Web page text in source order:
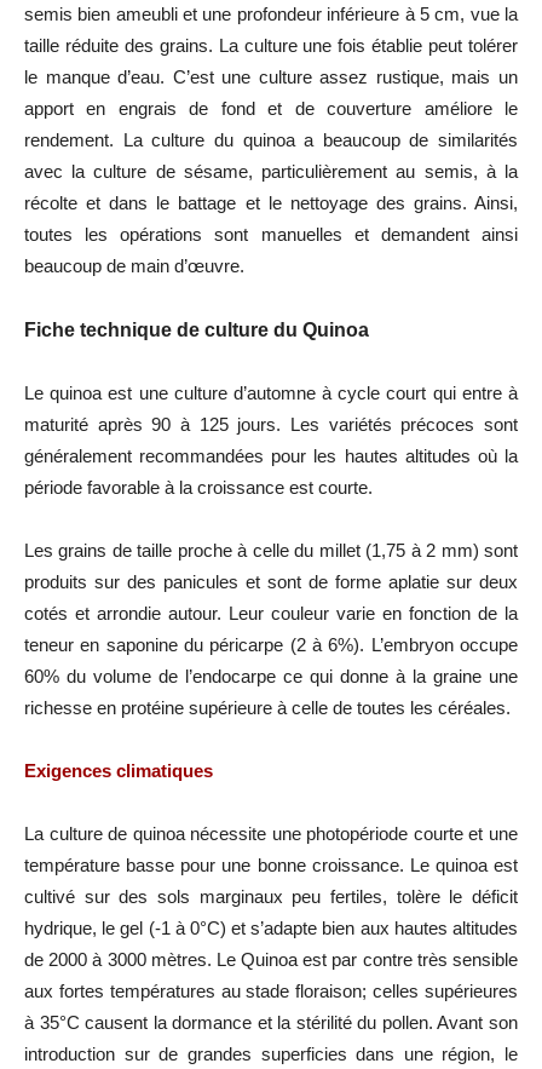
semis bien ameubli et une profondeur inférieure à 5 cm, vue la
taille réduite des grains. La culture une fois établie peut tolérer
le manque d’eau. C’est une culture assez rustique, mais un
apport en engrais de fond et de couverture améliore le
rendement. La culture du quinoa a beaucoup de similarités
avec la culture de sésame, particulièrement au semis, à la
récolte et dans le battage et le nettoyage des grains. Ainsi,
toutes les opérations sont manuelles et demandent ainsi
beaucoup de main d’œuvre.
Fiche technique de culture du Quinoa
Le quinoa est une culture d’automne à cycle court qui entre à
maturité après 90 à 125 jours. Les variétés précoces sont
généralement recommandées pour les hautes altitudes où la
période favorable à la croissance est courte.
Les grains de taille proche à celle du millet (1,75 à 2 mm) sont
produits sur des panicules et sont de forme aplatie sur deux
cotés et arrondie autour. Leur couleur varie en fonction de la
teneur en saponine du péricarpe (2 à 6%). L’embryon occupe
60% du volume de l’endocarpe ce qui donne à la graine une
richesse en protéine supérieure à celle de toutes les céréales.
Exigences climatiques
La culture de quinoa nécessite une photopériode courte et une
température basse pour une bonne croissance. Le quinoa est
cultivé sur des sols marginaux peu fertiles, tolère le déficit
hydrique, le gel (-1 à 0°C) et s’adapte bien aux hautes altitudes
de 2000 à 3000 mètres. Le Quinoa est par contre très sensible
aux fortes températures au stade floraison; celles supérieures
à 35°C causent la dormance et la stérilité du pollen. Avant son
introduction sur de grandes superficies dans une région, le